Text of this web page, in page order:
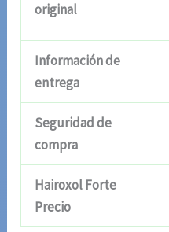
original
Información de
entrega
Seguridad de
compra
Hairoxol Forte
Precio